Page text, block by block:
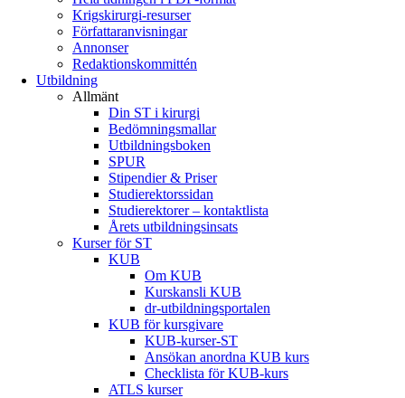
Krigskirurgi-resurser
Författaranvisningar
Annonser
Redaktionskommittén
Utbildning
Allmänt
Din ST i kirurgi
Bedömningsmallar
Utbildningsboken
SPUR
Stipendier & Priser
Studierektorssidan
Studierektorer – kontaktlista
Årets utbildningsinsats
Kurser för ST
KUB
Om KUB
Kurskansli KUB
dr-utbildningsportalen
KUB för kursgivare
KUB-kurser-ST
Ansökan anordna KUB kurs
Checklista för KUB-kurs
ATLS kurser